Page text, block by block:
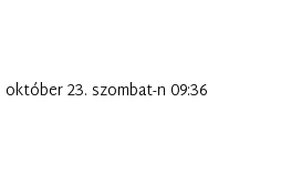
október 23. szombat-n 09:36